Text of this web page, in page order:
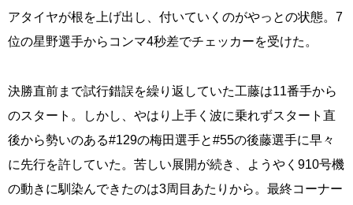
アタイヤが根を上げ出し、付いていくのがやっとの状態。7
位の星野選手からコンマ4秒差でチェッカーを受けた。
決勝直前まで試行錯誤を繰り返していた工藤は11番手から
のスタート。しかし、やはり上手く波に乗れずスタート直
後から勢いのある#129の梅田選手と#55の後藤選手に早々
に先行を許していた。苦しい展開が続き、ようやく910号機
の動きに馴染んできたのは3周目あたりから。最終コーナー